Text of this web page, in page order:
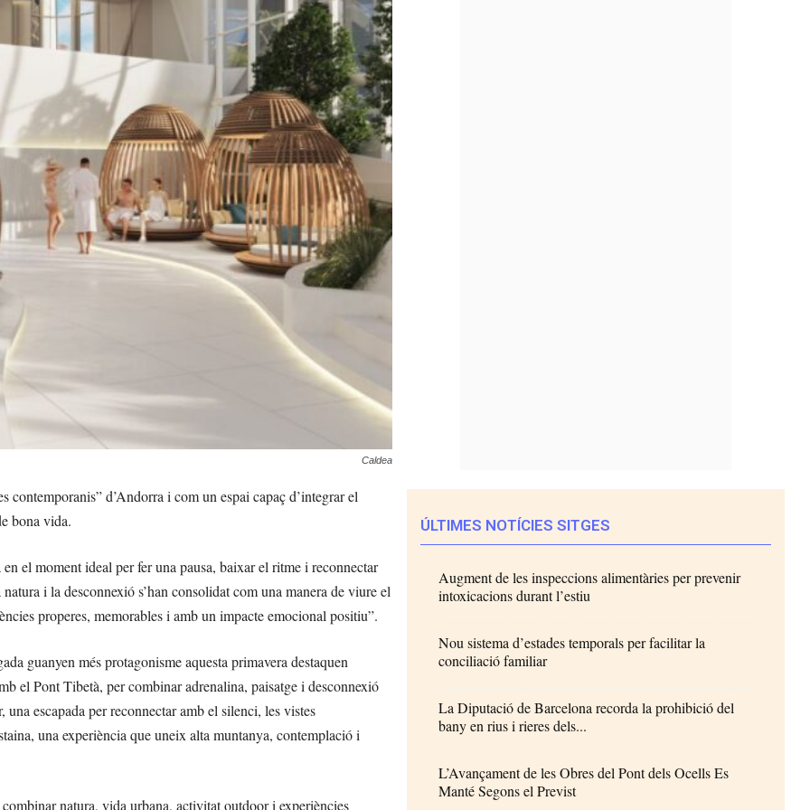
Caldea
d’Andorra i com un espai capaç d’integrar el
bona vida.
el moment ideal per fer una pausa, baixar el ritme i reconnectar
i la desconnexió s’han consolidat com una manera de viure el
properes, memorables i amb un impacte emocional positiu”.
guanyen més protagonisme aquesta primavera destaquen
el Pont Tibetà, per combinar adrenalina, paisatge i desconnexió
escapada per reconnectar amb el silenci, les vistes
una experiència que uneix alta muntanya, contemplació i
natura, vida urbana, activitat outdoor i experiències
ÚLTIMES NOTÍCIES SITGES
Augment de les inspeccions alimentàries per prevenir
intoxicacions durant l’estiu
Nou sistema d’estades temporals per facilitar la
conciliació familiar
La Diputació de Barcelona recorda la prohibició del
bany en rius i rieres dels...
L’Avançament de les Obres del Pont dels Ocells Es
Manté Segons el Previst